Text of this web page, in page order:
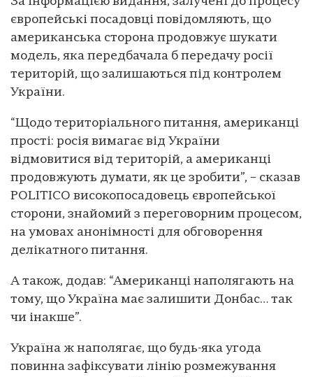
європейські посадовці повідомляють, що
американська сторона продовжує шукати
модель, яка передбачала б передачу росії
територій, що залишаються під контролем
України.
“Щодо територіального питання, американці
прості: росія вимагає від України
відмовитися від територій, а американці
продовжують думати, як це зробити”, – сказав
POLITICO високопосадовець європейської
сторони, знайомий з переговорним процесом,
на умовах анонімності для обговорення
делікатного питання.
А також, додав: “Американці наполягають на
тому, що Україна має залишити Донбас… так
чи інакше”.
Україна ж наполягає, що будь-яка угода
повинна зафіксувати лінію розмежування